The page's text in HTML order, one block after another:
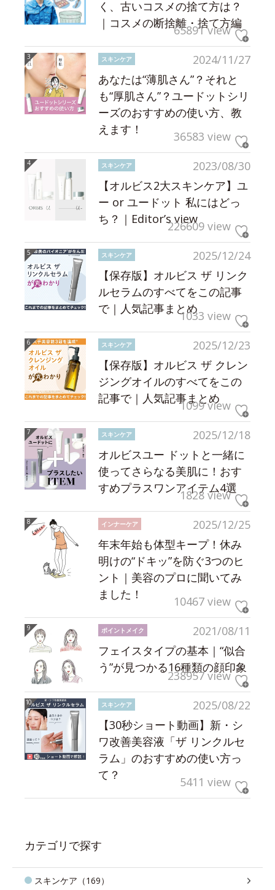
く、古いコスメの捨て方は？
｜コスメの断捨離・捨て方編
65891 view
2024/11/27
スキンケア
あなたは“薄肌さん”？それと
も“厚肌さん”？ユードットシリ
ーズのおすすめの使い方、教
えます！
36583 view
2023/08/30
スキンケア
【オルビス2大スキンケア】ユ
ー or ユードット 私にはどっ
ち？｜Editor’s view226609 view
2025/12/24
スキンケア
【保存版】オルビス ザ リンク
ルセラムのすべてをこの記事
で｜人気記事まとめ1033 view
2025/12/23
スキンケア
【保存版】オルビス ザ クレン
ジングオイルのすべてをこの
記事で｜人気記事まとめ
1099 view
2025/12/18
スキンケア
オルビスユー ドットと一緒に
使ってさらなる美肌に！おす
すめプラスワンアイテム4選
1828 view
2025/12/25
インナーケア
年末年始も体型キープ！休み
明けの“ドキッ”を防ぐ3つのヒ
ント｜美容のプロに聞いてみ
ました！
10467 view
2021/08/11
ポイントメイク
フェイスタイプの基本｜“似合
う”が見つかる16種類の顔印象
238957 view
2025/08/22
スキンケア
【30秒ショート動画】新・シ
ワ改善美容液「ザ リンクルセ
ラム」のおすすめの使い方っ
て？
5411 view
カテゴリで探す
スキンケア（169）